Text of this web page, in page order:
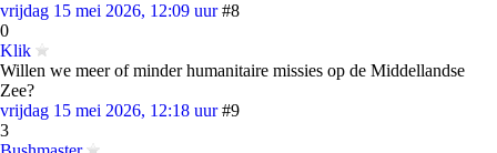
vrijdag 15 mei 2026, 12:09 uur #8
0
Klik
Willen we meer of minder humanitaire missies op de Middellandse
Zee?
vrijdag 15 mei 2026, 12:18 uur #9
3